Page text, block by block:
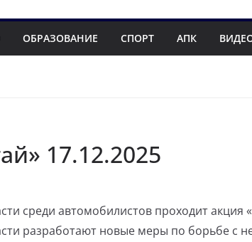
ОБРАЗОВАНИЕ СПОРТ АПК
17.12.2025
среди автомобилистов проходит акция
разработают новые меры по борьбе с